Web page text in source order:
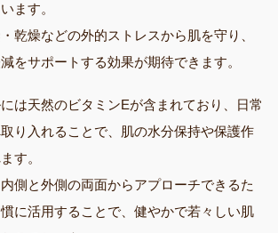
ます。
乾燥などの外的ストレスから肌を守り、
をサポートする効果が期待できます。
は天然のビタミンEが含まれており、日常
り入れることで、肌の水分保持や保護作
す。
側と外側の両面からアプローチできるた
に活用することで、健やかで若々しい肌